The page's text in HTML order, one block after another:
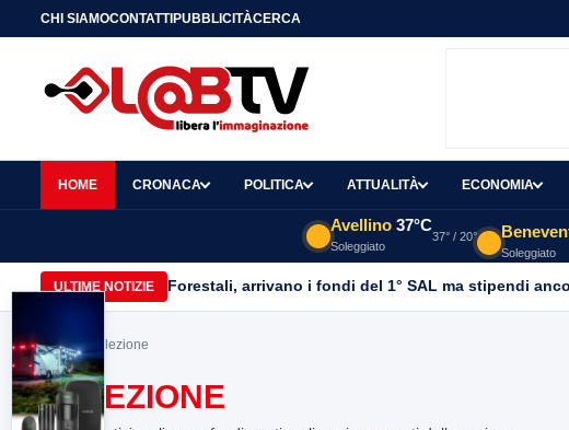
CHI SIAMOCONTATTIPUBBLICITÀCERCA
HOME CRONACA POLITICA ATTUALITÀ ECONOMIA
Avellino 37°C
Soleggiato
37° / 20°
Soleggiato
ULTIME NOTIZIE Forestali, arrivano i fondi del 1° SAL ma stipendi
Home> selezione
SELEZIONE